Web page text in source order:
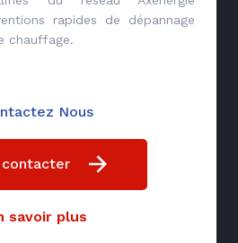
rapides de dépannage
chauffage.
Nous
contacter
savoir plus